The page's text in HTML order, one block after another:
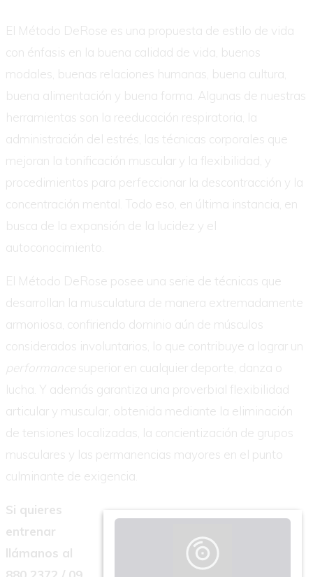
El Método DeRose es una propuesta de estilo de vida
con énfasis en la buena calidad de vida, buenos
modales, buenas relaciones humanas, buena cultura,
buena alimentación y buena forma. Algunas de nuestras
herramientas son la reeducación respiratoria, la
administración del estrés, las técnicas corporales que
mejoran la tonificación muscular y la flexibilidad, y
procedimientos para perfeccionar la descontracción y la
concentración mental. Todo eso, en última instancia, en
busca de la expansión de la lucidez y el
autoconocimiento.
El Método DeRose posee una serie de técnicas que
desarrollan la musculatura de manera extremadamente
armoniosa, confiriendo dominio aún de músculos
considerados involuntarios, lo que contribuye a lograr un
performance superior en cualquier deporte, danza o
lucha. Y además garantiza una proverbial flexibilidad
articular y muscular, obtenida mediante la eliminación
de tensiones localizadas, la concientización de grupos
musculares y las permanencias mayores en el punto
culminante de exigencia.
Si quieres
entrenar
llámanos al